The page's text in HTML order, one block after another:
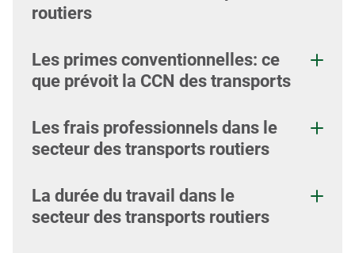
routiers
Les primes conventionnelles: ce
que prévoit la CCN des transports
Les frais professionnels dans le
secteur des transports routiers
La durée du travail dans le
secteur des transports routiers